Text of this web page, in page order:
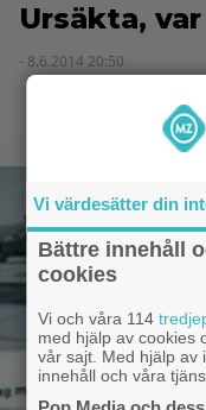
Ursäkta,
- 8.6.2014 20:50
Vi värdesätter din
Bättre innehåll
cookies
Vi och våra 114
med hjälp av cookies
vår sajt. Med hjälp av
innehåll och våra